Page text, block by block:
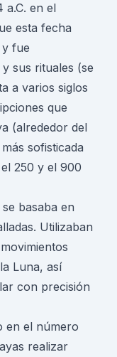
a.C. en el
esta fecha
fue
sus rituales (se
a varios siglos
que
(alrededor del
sofisticada
250 y el 900
basaba en
Utilizaban
Luna, así
con precisión
en el número
realizar